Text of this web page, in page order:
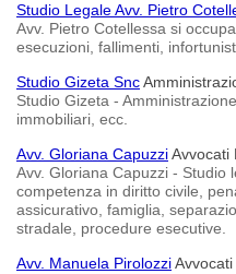
Studio Legale Avv. Pietro
Avv. Pietro Cotellessa si
esecuzioni, fallimenti,
Studio Gizeta Snc
Studio Gizeta -
immobiliari, ecc.
Avv. Gloriana CapuzziAvvocati
Avv. Gloriana Capuzzi - Studio
competenza in diritto civile,
assicurativo, famiglia,
stradale, procedure esecutive.
Avv. Manuela Pirolozzi